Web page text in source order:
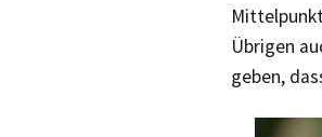
Übrigen
geben,